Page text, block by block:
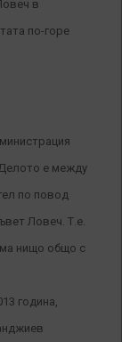
в
по-горе
е между
по повод
Ловеч. Т.е.
нищо общо с
година,